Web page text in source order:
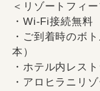
＜リゾートフィ
・Wi-Fi接続無料
・ご到着時のボ
本）
・ホテル内レス
・アロヒラニリ